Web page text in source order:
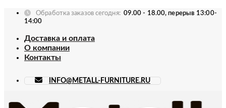
Skip
Обработка заказов сегодня: 09.00 - 18.00, перерыв 13:00-
14:00
Доставка и оплата
О компании
Контакты
INFO@METALL-FURNITURE.RU